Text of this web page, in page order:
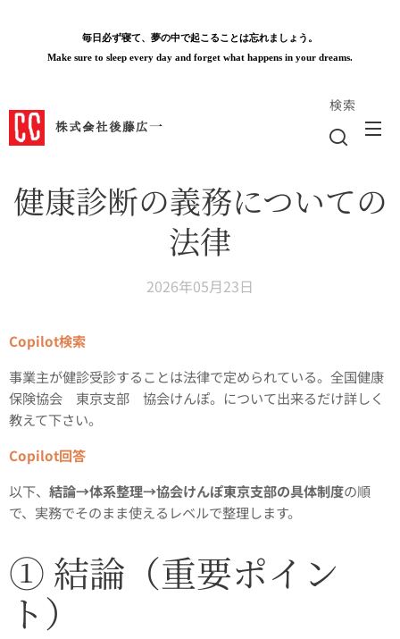
毎日必ず寝て、夢の中で起こることは忘れましょう。
Make sure to sleep every day and forget what happens in your dreams.
株式会社後藤広一
検索
健康診断の義務についての
法律
2026年05月23日
Copilot検索
事業主が健診受診することは法律で定められている。全国健康
保険協会 東京支部 協会けんぽ。について出来るだけ詳しく
教えて下さい。
Copilot回答
以下、 結論→体系整理→協会けんぽ東京支部の具体制度の順
で、実務でそのまま使えるレベルで整理します。
① 結論（重要ポイン
ト）